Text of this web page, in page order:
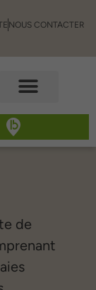
NOUS CONTACTER
de